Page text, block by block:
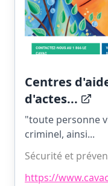
Centres
d'actes...
"toute personne
criminel, ainsi...
Sécurité et
https://